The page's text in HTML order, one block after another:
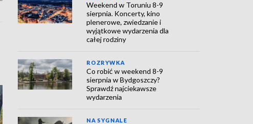
Weekend w Toruniu 8-9
sierpnia. Koncerty, kino
plenerowe, zwiedzanie i
wyjątkowe wydarzenia dla
całej rodziny
ROZRYWKA
Co robić w weekend 8-9
sierpnia w Bydgoszczy?
Sprawdź najciekawsze
wydarzenia
NA SYGNALE